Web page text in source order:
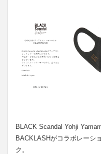
BLACK Scandal Yohji
BACKLASHがコラボレーシ
ク。